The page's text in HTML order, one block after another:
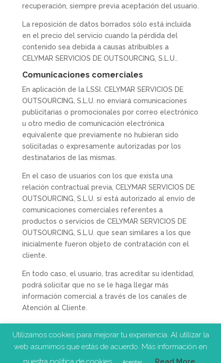
recuperación, siempre previa aceptación del usuario.
La reposición de datos borrados sólo está incluida
en el precio del servicio cuando la pérdida del
contenido sea debida a causas atribuibles a
CELYMAR SERVICIOS DE OUTSOURCING, S.L.U..
Comunicaciones comerciales
En aplicación de la LSSI. CELYMAR SERVICIOS DE
OUTSOURCING, S.L.U. no enviará comunicaciones
publicitarias o promocionales por correo electrónico
u otro medio de comunicación electrónica
equivalente que previamente no hubieran sido
solicitadas o expresamente autorizadas por los
destinatarios de las mismas.
En el caso de usuarios con los que exista una
relación contractual previa, CELYMAR SERVICIOS DE
OUTSOURCING, S.L.U. sí está autorizado al envío de
comunicaciones comerciales referentes a
productos o servicios de CELYMAR SERVICIOS DE
OUTSOURCING, S.L.U. que sean similares a los que
inicialmente fueron objeto de contratación con el
cliente.
En todo caso, el usuario, tras acreditar su identidad,
podrá solicitar que no se le haga llegar más
información comercial a través de los canales de
Atención al Cliente.
© 2020 Cleaning Service.Web desarrollada
porcoMsentido.|Aviso legal |Política de
Utilizamos cookies para mejorar tu experiencia. Al utilizar la
web asumimos que estás de acuerdo. Más información en